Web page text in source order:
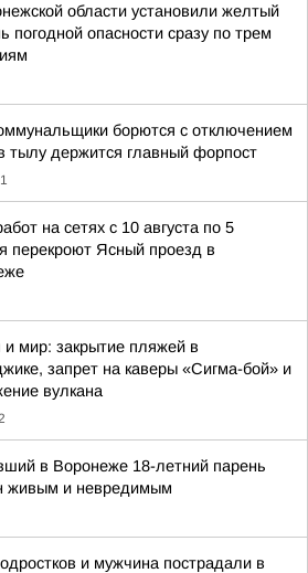
области установили желтый
погодной опасности сразу по трем
борются с отключением
тылу держится главный форпост
на сетях с 10 августа по 5
перекроют Ясный проезд в
и мир: закрытие пляжей в
запрет на каверы «Сигма-бой» и
вулкана
в Воронеже 18-летний парень
живым и невредимым
и мужчина пострадали в